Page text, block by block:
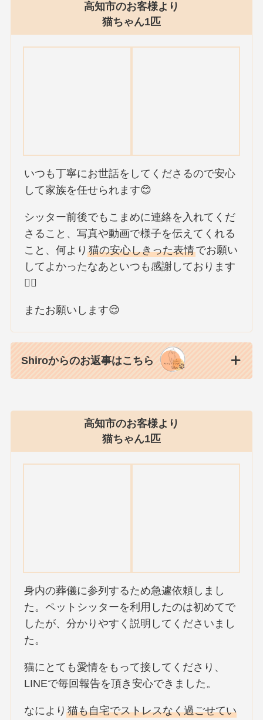
高知市のお客様より
猫ちゃん1匹
いつも丁寧にお世話をしてくださるので安心
して家族を任せられます😊
シッター前後でもこまめに連絡を入れてくだ
さること、写真や動画で様子を伝えてくれる
こと、何より猫の安心しきった表情でお願い
してよかったなあといつも感謝しております
🙇‍♀️
またお願いします😌
Shiroからのお返事はこちら
高知市のお客様より
猫ちゃん1匹
身内の葬儀に参列するため急遽依頼しまし
た。ペットシッターを利用したのは初めてで
したが、分かりやすく説明してくださいまし
た。
猫にとても愛情をもって接してくださり、
LINEで毎回報告を頂き安心できました。
なにより猫も自宅でストレスなく過ごせてい